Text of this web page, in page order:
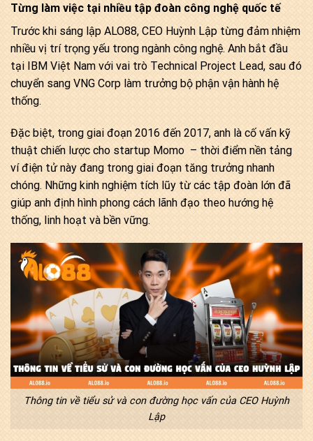
Từng làm việc tại nhiều tập đoàn công nghệ quốc tế
Trước khi sáng lập ALO88, CEO Huỳnh Lập từng đảm nhiệm
nhiều vị trí trọng yếu trong ngành công nghệ. Anh bắt đầu
tại IBM Việt Nam với vai trò Technical Project Lead, sau đó
chuyển sang VNG Corp làm trưởng bộ phận vận hành hệ
thống.
Đặc biệt, trong giai đoạn 2016 đến 2017, anh là cố vấn kỹ
thuật chiến lược cho startup Momo – thời điểm nền tảng
ví điện tử này đang trong giai đoạn tăng trưởng nhanh
chóng. Những kinh nghiệm tích lũy từ các tập đoàn lớn đã
giúp anh định hình phong cách lãnh đạo theo hướng hệ
thống, linh hoạt và bền vững.
Thông tin về tiểu sử và con đường học vấn của CEO Huỳnh
Lập